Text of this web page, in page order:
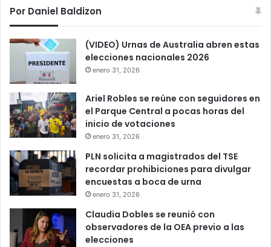
Por Daniel Baldizon
(VIDEO) Urnas de Australia abren estas
elecciones nacionales 2026
enero 31, 2026
Ariel Robles se reúne con seguidores en
el Parque Central a pocas horas del
inicio de votaciones
enero 31, 2026
PLN solicita a magistrados del TSE
recordar prohibiciones para divulgar
encuestas a boca de urna
enero 31, 2026
Claudia Dobles se reunió con
observadores de la OEA previo a las
elecciones